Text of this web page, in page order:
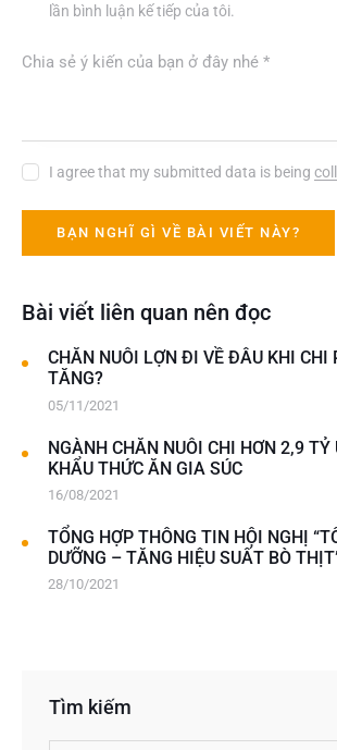
lần bình luận kế tiếp của tôi.
I agree that my submitted data is being
Bài viết liên quan nên đọc
CHĂN NUÔI LỢN ĐI VỀ ĐÂU KHI CHI
TĂNG?
05/11/2021
NGÀNH CHĂN NUÔI CHI HƠN 2,9 TỶ
KHẨU THỨC ĂN GIA SÚC
16/08/2021
TỔNG HỢP THÔNG TIN HỘI NGHỊ
DƯỠNG – TĂNG HIỆU SUẤT BÒ
28/10/2021
Tìm kiếm